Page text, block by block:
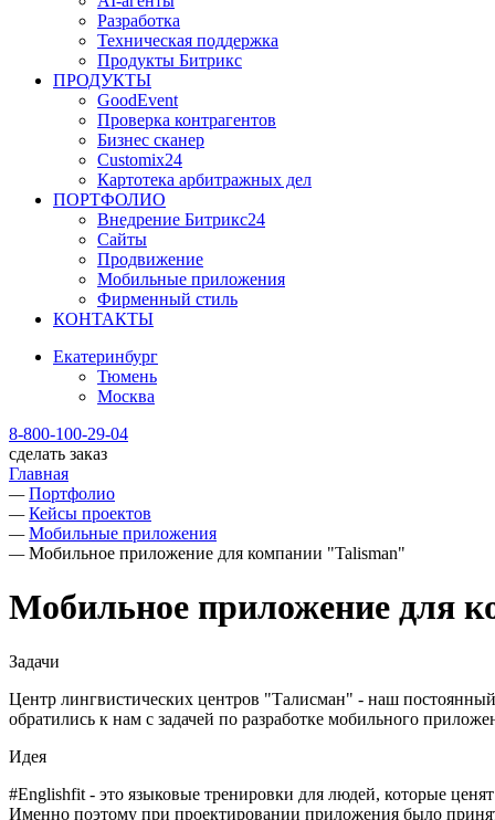
Разработка
Техническая поддержка
Продукты Битрикс
ПРОДУКТЫ
GoodEvent
Проверка контрагентов
Бизнес сканер
Customix24
Картотека арбитражных дел
ПОРТФОЛИО
Внедрение Битрикс24
Сайты
Продвижение
Мобильные приложения
Фирменный стиль
КОНТАКТЫ
Екатеринбург
Тюмень
Москва
8-800-100-29-04
сделать заказ
Главная
— Портфолио
— Кейсы проектов
— Мобильные приложения
— Мобильное приложение для компании "Talisman"
Мобильное приложение для
Задачи
Центр лингвистических центров "Талисман" - наш
обратились к нам с задачей по разработке мобильного
Идея
#Englishfit - это языковые тренировки для людей, которые
Именно поэтому при проектировании приложения было